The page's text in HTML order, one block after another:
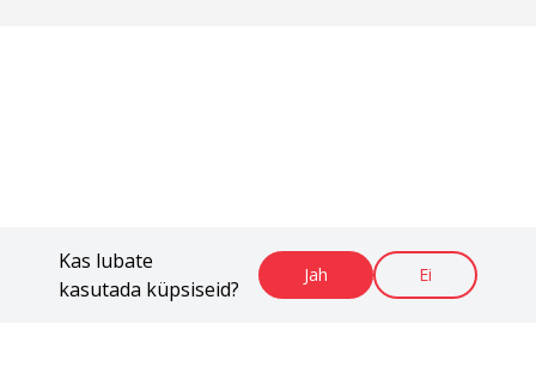
Kas lubate
kasutada küpsiseid?
Jah Ei